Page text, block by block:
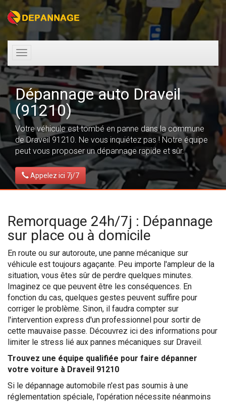
Toggle
navigation
Dépannage auto Draveil
(91210)
Votre véhicule est tombé en panne dans la commune
de Draveil 91210. Ne vous inquiétez pas ! Notre équipe
peut vous proposer un dépannage rapide et sûr.
Appelez ici 7j/7
Remorquage 24h/7j : Dépannage
sur place ou à domicile
En route ou sur autoroute, une panne mécanique sur
véhicule est toujours agaçante. Peu importe l'ampleur de la
situation, vous êtes sûr de perdre quelques minutes.
Imaginez ce que peuvent être les conséquences. En
fonction du cas, quelques gestes peuvent suffire pour
corriger le problème. Sinon, il faudra compter sur
l'intervention express d'un professionnel pour sortir de
cette mauvaise passe. Découvrez ici des informations pour
limiter le stress lié aux pannes mécaniques sur Draveil.
Trouvez une équipe qualifiée pour faire dépanner
votre voiture à Draveil 91210
Si le dépannage automobile n'est pas soumis à une
réglementation spéciale, l'opération nécessite néanmoins